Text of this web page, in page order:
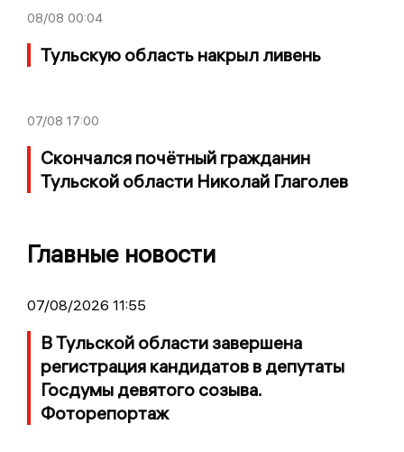
08/08 00:04
Тульскую область накрыл ливень
07/08 17:00
Скончался почётный гражданин
Тульской области Николай Глаголев
Главные новости
07/08/2026 11:55
В Тульской области завершена
регистрация кандидатов в депутаты
Госдумы девятого созыва.
Фоторепортаж